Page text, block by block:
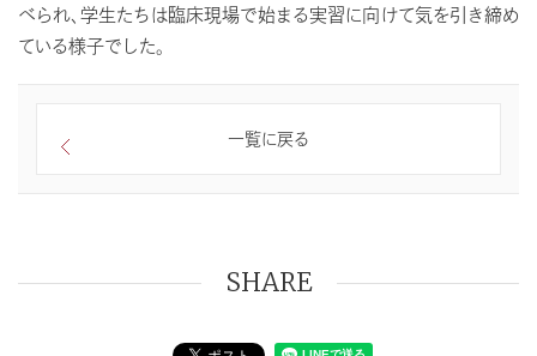
べられ、学生たちは臨床現場で始まる実習に向けて気を引き締め
ている様子でした。
一覧に戻る
SHARE